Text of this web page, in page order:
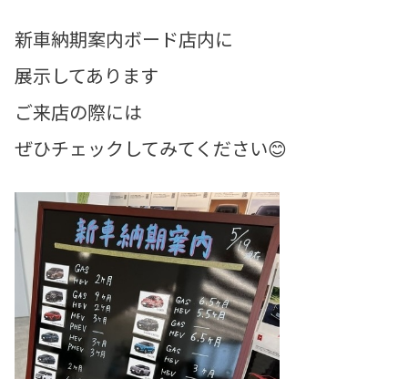
新車納期案内ボード店内に
展示してあります
ご来店の際には
ぜひチェックしてみてください😊